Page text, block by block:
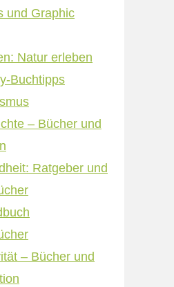
und Graphic
Natur erleben
Buchtipps
– Bücher und
Ratgeber und
– Bücher und